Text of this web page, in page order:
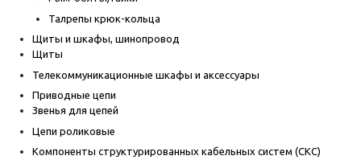
Талрепы крюк-кольца
Щиты и шкафы, шинопровод
Щиты
Телекоммуникационные шкафы и аксессуары
Приводные цепи
Звенья для цепей
Цепи роликовые
Компоненты структурированных кабельных систем (СКС)